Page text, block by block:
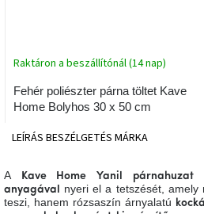
stílus
Tervezés
Valentin-
Szent
Patrik
Fehér poliészter párna töltet Kave
Home Bolyhos 30 x 50 cm
Raktáron a beszállítónál (14 nap)
LEÍRÁS BESZÉLGETÉS MÁRKA
A Kave Home Yanil párnahuzat
anyagával
nyeri el a tetszését, amely
teszi, hanem rózsaszín árnyalatú